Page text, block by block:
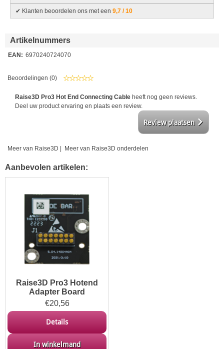
✔ Klanten beoordelen ons met een 9,7 / 10
Artikelnummers
EAN: 6970240724070
Beoordelingen (0)
Raise3D Pro3 Hot End Connecting Cable heeft nog geen reviews.
Deel uw product ervaring en plaats een review.
Review plaatsen
Meer van Raise3D | Meer van Raise3D onderdelen
Aanbevolen artikelen:
Raise3D Pro3 Hotend
Adapter Board
€20,56
Details
In winkelmand